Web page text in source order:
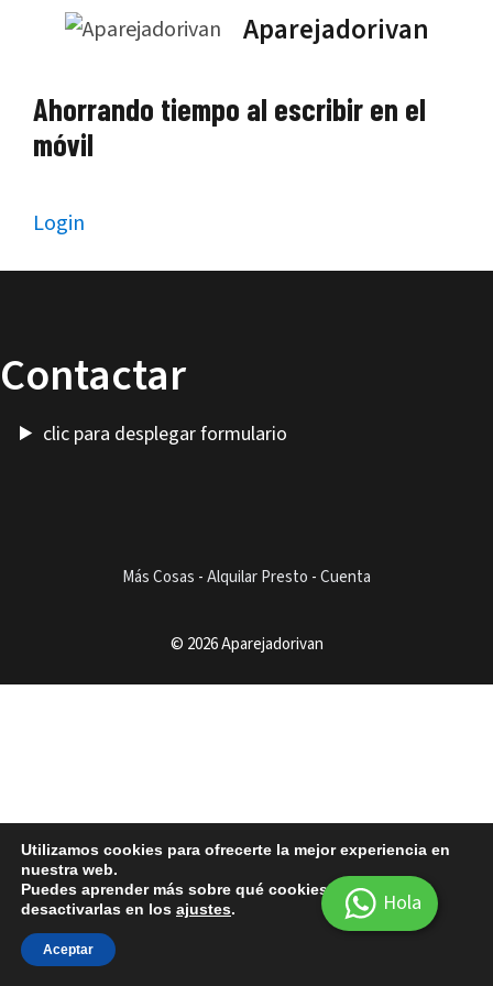
Aparejadorivan
Ahorrando tiempo al escribir en el
móvil
Login
Contactar
clic para desplegar formulario
Más Cosas -Alquilar Presto -Cuenta
© 2026 Aparejadorivan
Utilizamos cookies para ofrecerte la mejor experiencia en
nuestra web.
Puedes aprender más sobre qué cookies utilizamos o
desactivarlas en los ajustes.
Aceptar
Hola